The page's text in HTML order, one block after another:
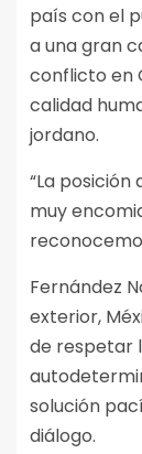
país con el
a una gran
conflicto en
calidad
jordano.
“La
muy
Fernández
exterior,
de respetar
solución
diálogo.